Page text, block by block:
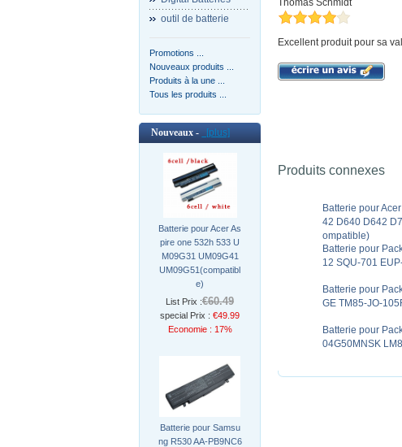
outil de batterie
Promotions ...
Nouveaux produits ...
Produits à la une ...
Tous les produits ...
Nouveaux - [plus]
Batterie pour Acer As
pire one 532h 533 U
M09G31 UM09G41
UM09G51(compatibl
e)
List Prix :€60.49
special Prix : €49.99
Economie : 17%
Batterie pour Samsu
ng R530 AA-PB9NC6
Thomas Schmidt
Excellent produit pour sa
Produits connexes
Batterie pour
42 D640 D642
ompatible)
Batterie pour
12 SQU-701
Batterie pour
GE TM85-JO-
Batterie pour
04G50MNSK